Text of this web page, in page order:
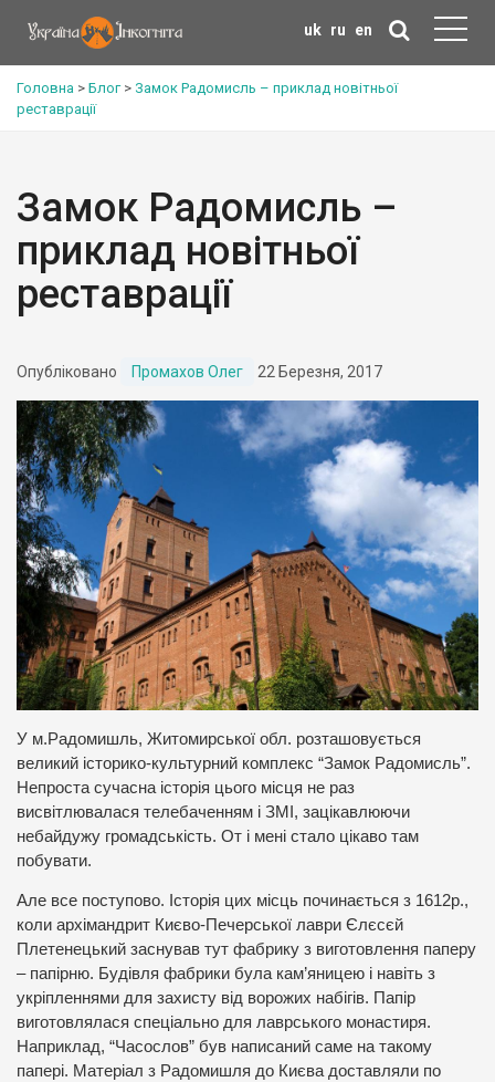
uk ru en
Головна > Блог> Замок Радомисль – приклад новітньої
реставрації
Замок Радомисль –
приклад новітньої
реставрації
Опубліковано Промахов Олег 22 Березня, 2017
У м.Радомишль, Житомирської обл. розташовується
великий історико-культурний комплекс “Замок Радомисль”.
Непроста сучасна історія цього місця не раз
висвітлювалася телебаченням і ЗМІ, зацікавлюючи
небайдужу громадськість. От і мені стало цікаво там
побувати.
Але все поступово. Історія цих місць починається з 1612р.,
коли архімандрит Києво-Печерської лаври Єлєсєй
Плетенецький заснував тут фабрику з виготовлення паперу
– папірню. Будівля фабрики була кам’яницею і навіть з
укріпленнями для захисту від ворожих набігів. Папір
виготовлялася спеціально для лаврського монастиря.
Наприклад, “Часослов” був написаний саме на такому
папері. Матеріал з Радомишля до Києва доставляли по